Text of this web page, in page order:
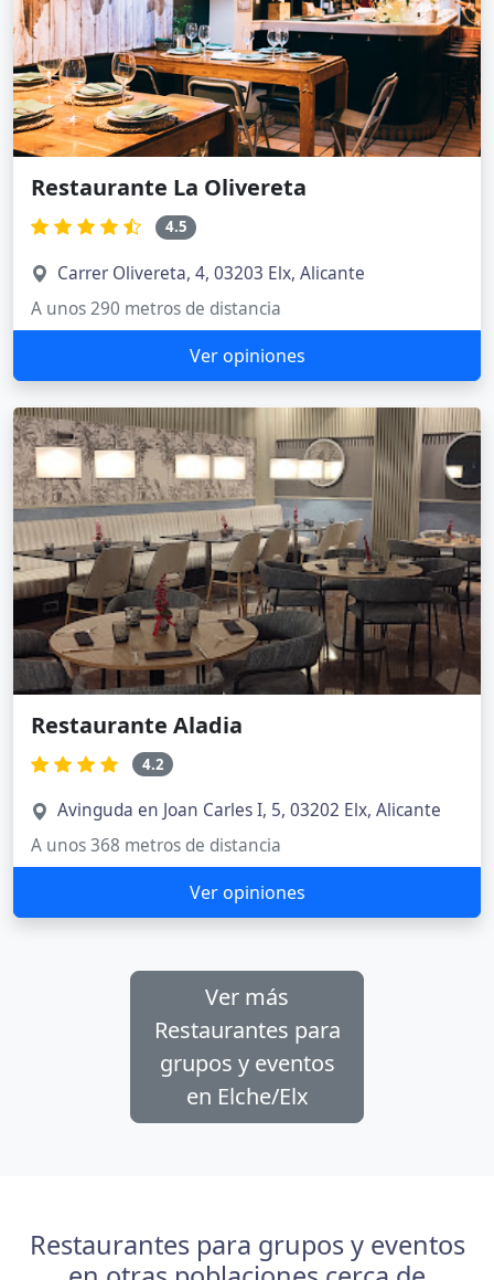
Restaurante La Olivereta
4.5
Carrer Olivereta, 4, 03203 Elx, Alicante
A unos 290 metros de distancia
Ver opiniones
Restaurante Aladia
4.2
Avinguda en Joan Carles I, 5, 03202 Elx, Alicante
A unos 368 metros de distancia
Ver opiniones
Ver más
Restaurantes para
grupos y eventos
en Elche/Elx
Restaurantes para grupos y eventos